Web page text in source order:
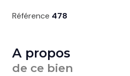
Référence 478
A propos
de ce bien